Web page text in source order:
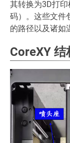
其转换为3D打
码）。这些文件
的路径以及诸如
CoreXY 结